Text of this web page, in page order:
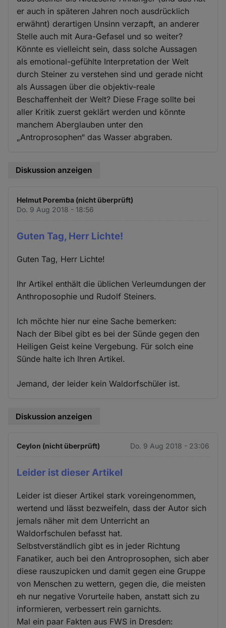
er auch in späteren Jahren noch ausdrücklich
erwähnt) derartigen Unsinn verzapft, an anderer
Stelle auch mit Aura-Gefasel und so weiter?
Könnte es vielleicht sein, dass solche Aussagen
als emotional-gefühlte Interpretation der Welt
durch Steiner zu verstehen sind und gerade nicht
als Aussagen über die objektiv-reale
Beschaffenheit der Welt? Diese Frage sollte bei
aller Kritik zuerst geklärt werden und könnte
manchem Aberglauben unter den
„Antroprosophen“ das Wasser abgraben.
Diskussion anzeigen
Helmut Poremba (nicht überprüft)
Do. 9 Aug 2018 - 18:56
Guten Tag, Herr Lichte!
Guten Tag, Herr Lichte!
Ihr Artikel enthält die üblichen Verleumdungen der
Anthroposophie und Rudolf Steiners.
Ich möchte hier nur eine Sache bemerken:
Nach der Bibel gibt es bei der Sünde gegen den
Heiligen Geist keine Vergebung. Für solch eine
Sünde halte ich Ihren Artikel.
Jemand, der leider kein Waldorfschüler ist.
Diskussion anzeigen
Ceylon (nicht überprüft) Do. 9 Aug 2018 - 23:06
Leider ist dieser Artikel
Leider ist dieser Artikel stark voreingenommen,
wertend und lässt bezweifeln, dass der Autor sich
jemals näher mit dem Unterricht an
Waldorfschulen befasst hat.
Selbstverständlich gibt es in jeder Richtung
Fanatiker, auch bei den Antroprosophen, sich aber
diese rauszupicken und damit gegen eine Gruppe
von Menschen zu wettern, gegen die, die meisten
eh nur negative Vorurteile haben, anstatt sich zu
informieren, verbessert rein garnichts.
Mal ein paar Fakten aus FWS in Dresden: